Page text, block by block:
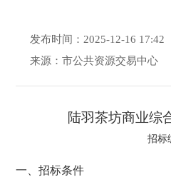
发布时间：2025-12-16 17:42
来源：市公共资源交易中心
陆羽茶坊商业综
招标
一、招标条件